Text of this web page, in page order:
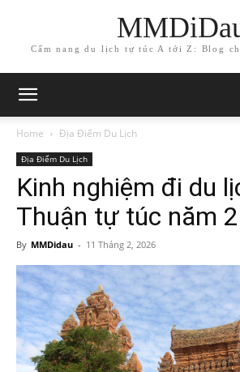
Cẩm nang du lịch tự túc A tới Z: Blog
Home Địa Điểm Du Lịch
Địa Điểm Du Lịch
Kinh nghiệm đi du
Thuận tự túc năm
By MMDidau - 11 Tháng 2, 2026